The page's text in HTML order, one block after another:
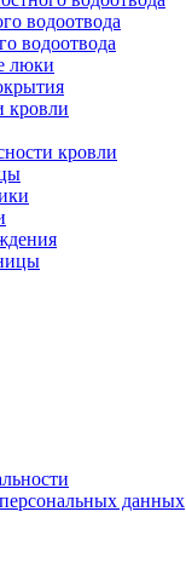
водоотвода
водоотвода
люки
кровли
кровли
данных